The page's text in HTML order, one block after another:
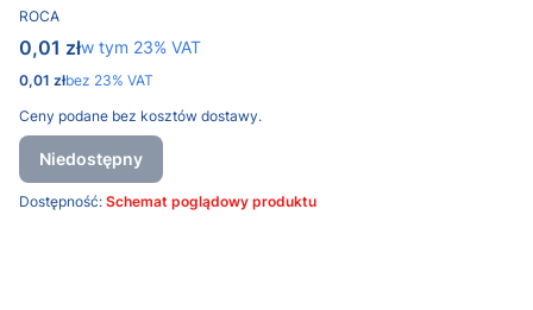
PRODUCENT
ROCA
Cena brutto
0,01 złw tym %s VAT
w tym 23% VAT
Cena netto
0,01 złbez 23% VAT
Ceny podane bez kosztów dostawy.
Niedostępny
Dostępność: Schemat poglądowy produktu